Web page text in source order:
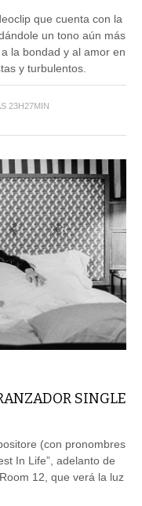
que cuenta con la
un tono aún más
la bondad y al amor en
y turbulentos.
23H27MIN
SINGLE
(con pronombres
In Life”, adelanto de
12, que verá la luz